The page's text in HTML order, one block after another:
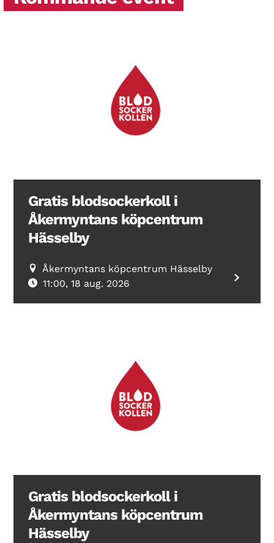
Search Diabetes Wellness Sverige
Gratis blodsockerkoll i
Åkermyntans köpcentrum
Hässelby
Åkermyntans köpcentrum Hässelby
11:00, 18 aug. 2026
Gratis blodsockerkoll i
Åkermyntans köpcentrum
Hässelby